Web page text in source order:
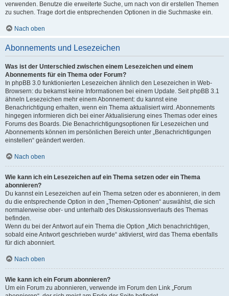
verwenden. Benutze die erweiterte Suche, um nach von dir erstellen Themen
zu suchen. Trage dort die entsprechenden Optionen in die Suchmaske ein.
Nach oben
Abonnements und Lesezeichen
Was ist der Unterschied zwischen einem Lesezeichen und einem
Abonnements für ein Thema oder Forum?
In phpBB 3.0 funktionierten Lesezeichen ähnlich den Lesezeichen in Web-
Browsern: du bekamst keine Informationen bei einem Update. Seit phpBB 3.1
ähneln Lesezeichen mehr einem Abonnement: du kannst eine
Benachrichtigung erhalten, wenn ein Thema aktualisiert wird. Abonnements
hingegen informieren dich bei einer Aktualisierung eines Themas oder eines
Forums des Boards. Die Benachrichtigungsoptionen für Lesezeichen und
Abonnements können im persönlichen Bereich unter „Benachrichtigungen
einstellen“ geändert werden.
Nach oben
Wie kann ich ein Lesezeichen auf ein Thema setzen oder ein Thema
abonnieren?
Du kannst ein Lesezeichen auf ein Thema setzen oder es abonnieren, in dem
du die entsprechende Option in den „Themen-Optionen“ auswählst, die sich
normalerweise ober- und unterhalb des Diskussionsverlaufs des Themas
befinden.
Wenn du bei der Antwort auf ein Thema die Option „Mich benachrichtigen,
sobald eine Antwort geschrieben wurde“ aktivierst, wird das Thema ebenfalls
für dich abonniert.
Nach oben
Wie kann ich ein Forum abonnieren?
Um ein Forum zu abonnieren, verwende im Forum den Link „Forum